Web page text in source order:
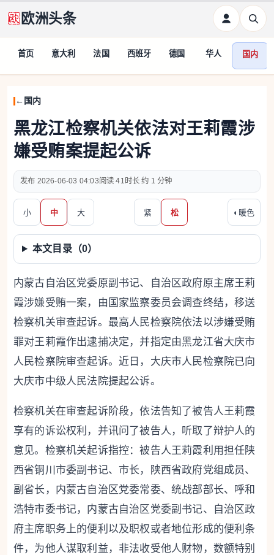
欧洲头条
首页 意大利 法国 西班牙 德国 华人 国内
国内
黑龙江检察机关依法对王莉霞涉
嫌受贿案提起公诉
2026-06-03 04:03 41 约 1 分钟
小 中 大 紧 松 ◐ 暖色
本文目录（0）
内蒙古自治区党委原副书记、自治区政府原主席王莉
霞涉嫌受贿一案，由国家监察委员会调查终结，移送
检察机关审查起诉。最高人民检察院依法以涉嫌受贿
罪对王莉霞作出逮捕决定，并指定由黑龙江省大庆市
人民检察院审查起诉。近日，大庆市人民检察院已向
大庆市中级人民法院提起公诉。
检察机关在审查起诉阶段，依法告知了被告人王莉霞
享有的诉讼权利，并讯问了被告人，听取了辩护人的
意见。检察机关起诉指控：被告人王莉霞利用担任陕
西省铜川市委副书记、市长，陕西省政府党组成员、
副省长，内蒙古自治区党委常委、统战部部长、呼和
浩特市委书记，内蒙古自治区党委副书记、自治区政
府主席职务上的便利以及职权或者地位形成的便利条
件，为他人谋取利益，非法收受他人财物，数额特别